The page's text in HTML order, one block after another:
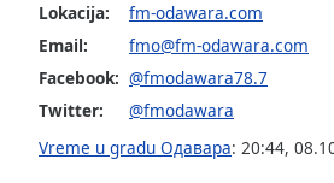
subtitles
off,
selected
Track
Lokacija:
fm-odawara.com
Email:
fmo@fm-odawara.com
Facebook: @fmodawara78.7
Twitter:
@fmodawara
Vreme u gradu Одавара: 20:44,